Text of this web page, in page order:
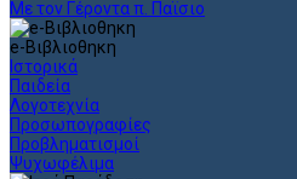
Με τον Γέροντα π. Παϊσιο
e-Βιβλιοθηκη
Ιστορικά
Παιδεία
Λογοτεχνία
Προσωπογραφίες
Προβληματισμοί
Ψυχωφέλιμα